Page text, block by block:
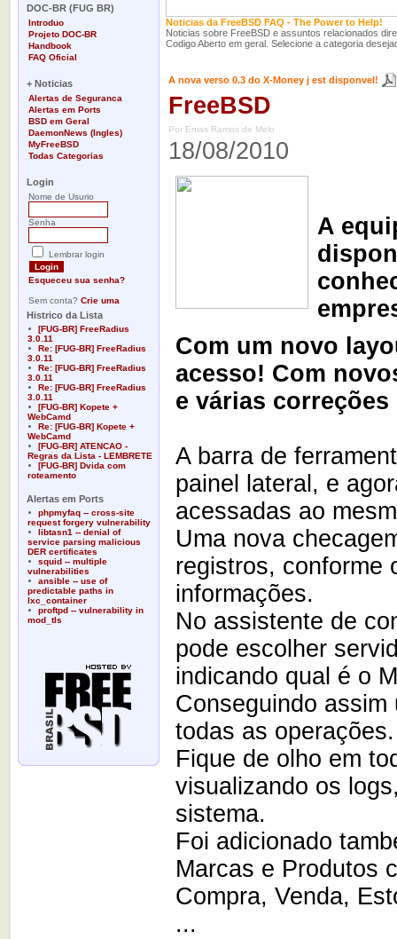
DOC-BR (FUG BR)
Introduo
Projeto DOC-BR
Handbook
FAQ Oficial
+ Noticias
Alertas de Seguranca
Alertas em Ports
BSD em Geral
DaemonNews (Ingles)
MyFreeBSD
Todas Categorias
Login
Nome de Usurio
Senha
Lembrar login
Esqueceu sua senha?
Sem conta? Crie uma
Histrico da Lista
[FUG-BR] FreeRadius
3.0.11
Re: [FUG-BR] FreeRadius
3.0.11
Re: [FUG-BR] FreeRadius
3.0.11
Re: [FUG-BR] FreeRadius
3.0.11
[FUG-BR] Kopete +
WebCamd
Re: [FUG-BR] Kopete +
WebCamd
[FUG-BR] ATENCAO -
Regras da Lista - LEMBRETE
[FUG-BR] Dvida com
roteamento
Alertas em Ports
phpmyfaq -- cross-site
request forgery vulnerability
libtasn1 -- denial of
service parsing malicious
DER certificates
squid -- multiple
vulnerabilities
ansible -- use of
predictable paths in
lxc_container
proftpd -- vulnerability in
mod_tls
Noticias da FreeBSD FAQ - The Power to Help!
Noticias sobre FreeBSD e assuntos relacionados
Codigo Aberto em geral. Selecione a categoria
A nova verso 0.3 do X-Money j est disponvel!
FreeBSD
Por Enias Ramos de Melo
18/08/2010
A
Com um novo
acesso! Com
e várias
A barra de
painel lateral, e
acessadas ao
Uma nova
registros, conforme
informações.
No assistente de
pode escolher
indicando qual é o
Conseguindo
todas as operações.
Fique de olho em
visualizando os
sistema.
Foi adicionado
Marcas e Produtos
Compra, Venda,
...